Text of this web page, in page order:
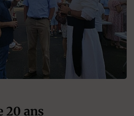
20 ans